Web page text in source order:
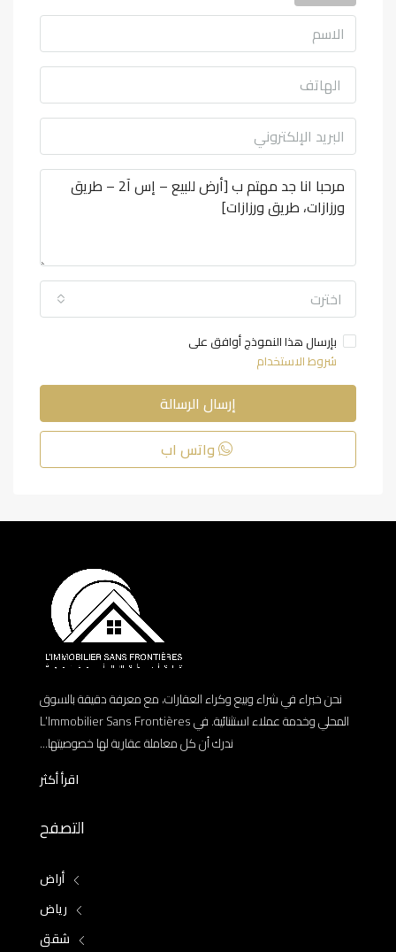
اخترت
بإرسال هذا النموذج أوافق على
شروط الاستخدام
إرسال الرسالة
واتس اب
نحن خبراء في شراء وبيع وكراء العقارات، مع معرفة دقيقة بالسوق
المحلي وخدمة عملاء استثنائية. في L’Immobilier Sans Frontières
ندرك أن كل معاملة عقارية لها خصوصيتها...
اقرأ أكثر
التصفح
أراض
رياض
شقق